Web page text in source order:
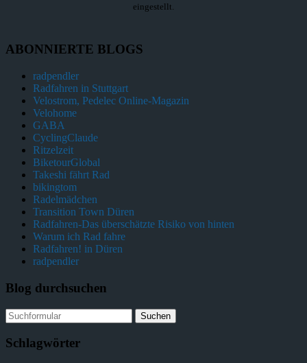
eingestellt.
ABONNIERTE BLOGS
radpendler
Radfahren in Stuttgart
Velostrom, Pedelec Online-Magazin
Velohome
GABA
CyclingClaude
Ritzelzeit
BiketourGlobal
Takeshi fährt Rad
bikingtom
Radelmädchen
Transition Town Düren
Radfahren-Das überschätzte Risiko von hinten
Warum ich Rad fahre
Radfahren! in Düren
radpendler
Blog durchsuchen
Schlagwörter